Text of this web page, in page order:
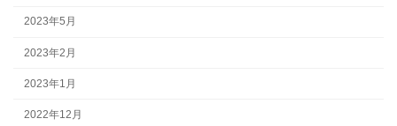
2023年5月
2023年2月
2023年1月
2022年12月